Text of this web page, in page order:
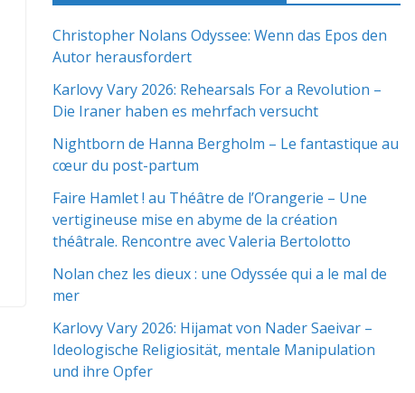
Christopher Nolans Odyssee: Wenn das Epos den
Autor herausfordert
Karlovy Vary 2026: Rehearsals For a Revolution –
Die Iraner haben es mehrfach versucht
Nightborn de Hanna Bergholm – Le fantastique au
cœur du post-partum
Faire Hamlet ! au Théâtre de l’Orangerie – Une
vertigineuse mise en abyme de la création
théâtrale. Rencontre avec Valeria Bertolotto
Nolan chez les dieux : une Odyssée qui a le mal de
mer
Karlovy Vary 2026: Hijamat von Nader Saeivar​​ –
Ideologische Religiosität, mentale Manipulation
und ihre Opfer